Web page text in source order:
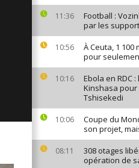
11:36
Football :
par les
10:56
À Ceuta, 1 100
pour
10:16
Ebola en RDC
Kinshasa
Tshisekedi
10:06
Coupe du
son projet,
08:11
308 otages
opération de